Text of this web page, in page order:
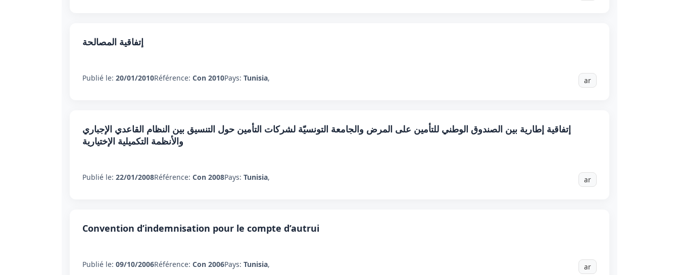
إتفاقية المصالحة
Publié le: 20/01/2010Référence: Con 2010Pays: Tunisia, ar
إتفاقية إطارية بين الصندوق الوطني للتأمين على المرض والجامعة التونسيّة لشركات التأمين حول التنسيق بين النظام القاعدي الإجباري
والأنظمة التكميلية الإختيارية
Publié le: 22/01/2008Référence: Con 2008Pays: Tunisia, ar
Convention d’indemnisation pour le compte d’autrui
Publié le: 09/10/2006Référence: Con 2006Pays: Tunisia, ar